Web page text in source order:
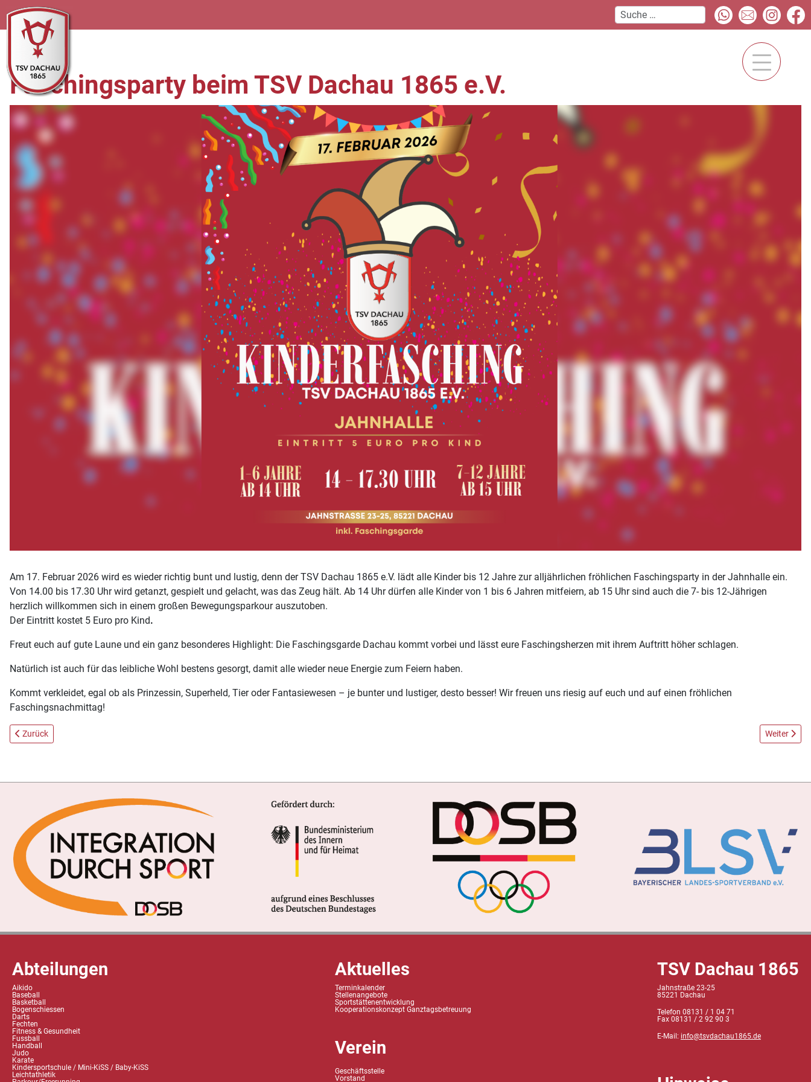
Faschingsparty beim TSV Dachau 1865 e.V.
Am 17. Februar 2026 wird es wieder richtig bunt und lustig, denn derTSV Dachau 1865 e.V. lädt alle Kinder bis 12 Jahre zur alljährlichen fröhlichen Faschingsparty in der Jahnhalle ein.
Von 14.00 bis 17.30 Uhrwird getanzt, gespielt und gelacht, was das Zeug hält. Ab 14 Uhrdürfen alle Kinder von 1 bis 6 Jahren mitfeiern, ab 15 Uhr sind auch die 7- bis 12-Jährigen
herzlich willkommen sich in einem großen Bewegungsparkour auszutoben.
Der Eintritt kostet 5 Euro pro Kind.
Freut euch auf gute Laune und ein ganz besonderes Highlight: Die Faschingsgarde Dachau kommt vorbei und lässt eure Faschingsherzen mit ihrem Auftritt höher schlagen.
Natürlich ist auch für das leibliche Wohl bestens gesorgt, damit alle wieder neue Energie zum Feiern haben.
Kommt verkleidet, egal ob als Prinzessin, Superheld, Tier oder Fantasiewesen – je bunter und lustiger, desto besser! Wir freuen uns riesig auf euch und auf einen fröhlichen
Faschingsnachmittag!
Vorheriger Beitrag: Judotag mit Franz Kofler - Judo als Sport, Lebensschule und Gemeinschaft
Zurück Nächster
Weiter
Abteilungen
Aikido
Baseball
Basketball
Bogenschiessen
Darts
Fechten
Fitness & Gesundheit
Fussball
Handball
Judo
Karate
Kindersportschule / Mini-KiSS / Baby-KiSS
Leichtathletik
Aktuelles
Terminkalender
Stellenangebote
Sportstättenentwicklung
Kooperationskonzept Ganztagsbetreuung
Verein
Geschäftsstelle
Vorstand
TSV Dachau 1865
Jahnstraße 23-25
85221 Dachau
Telefon 08131 / 1 04 71
Fax 08131 / 2 92 90 3
E-Mail: info@tsvdachau1865.de